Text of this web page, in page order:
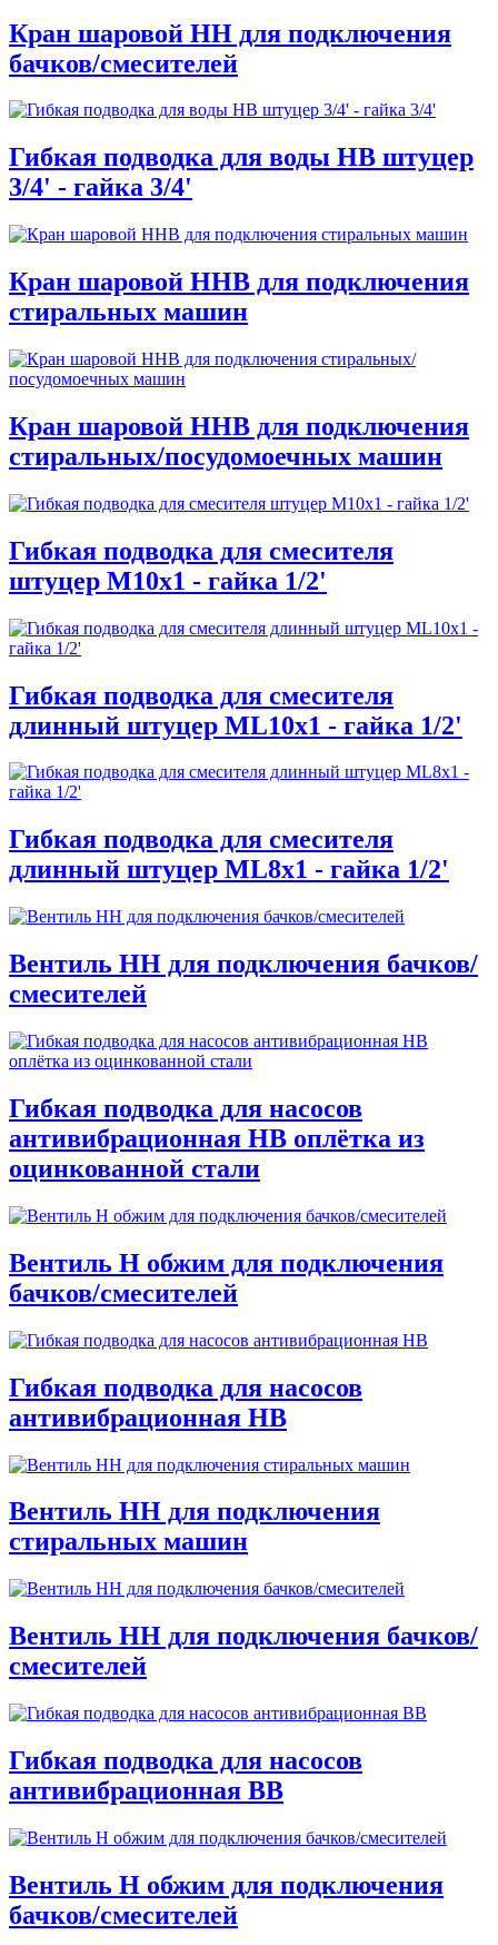
Кран шаровой НН для подключения
бачков/смесителей
Гибкая подводка для воды НВ штуцер
3/4' - гайка 3/4'
Кран шаровой ННВ для подключения
стиральных машин
Кран шаровой ННВ для подключения
стиральных/посудомоечных машин
Гибкая подводка для смесителя
штуцер M10x1 - гайка 1/2'
Гибкая подводка для смесителя
длинный штуцер ML10x1 - гайка 1/2'
Гибкая подводка для смесителя
длинный штуцер ML8x1 - гайка 1/2'
Вентиль НН для подключения бачков/
смесителей
Гибкая подводка для насосов
антивибрационная НВ оплётка из
оцинкованной стали
Вентиль Н обжим для подключения
бачков/смесителей
Гибкая подводка для насосов
антивибрационная НВ
Вентиль НН для подключения
стиральных машин
Вентиль НН для подключения бачков/
смесителей
Гибкая подводка для насосов
антивибрационная ВВ
Вентиль Н обжим для подключения
бачков/смесителей